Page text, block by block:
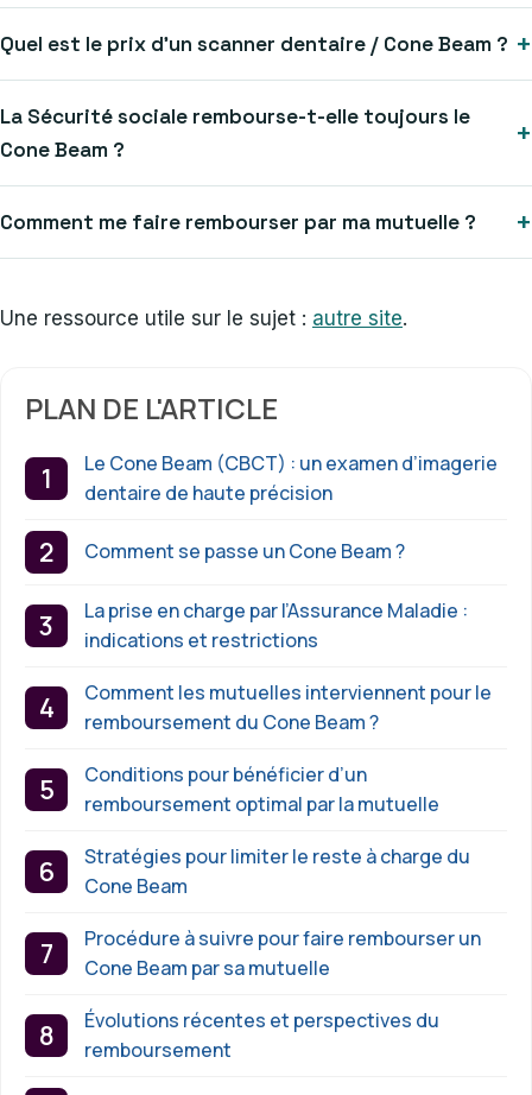
Quel est le prix d’un scanner dentaire / Cone Beam ?
La Sécurité sociale rembourse-t-elle toujours le
Cone Beam ?
Comment me faire rembourser par ma mutuelle ?
Une ressource utile sur le sujet : autre site.
PLAN DE L'ARTICLE
Le Cone Beam (CBCT) : un examen d’imagerie
dentaire de haute précision
Comment se passe un Cone Beam ?
La prise en charge par l’Assurance Maladie :
indications et restrictions
Comment les mutuelles interviennent pour le
remboursement du Cone Beam ?
Conditions pour bénéficier d’un
remboursement optimal par la mutuelle
Stratégies pour limiter le reste à charge du
Cone Beam
Procédure à suivre pour faire rembourser un
Cone Beam par sa mutuelle
Évolutions récentes et perspectives du
remboursement